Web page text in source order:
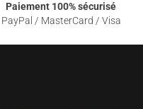
Paiement 100% sécurisé
PayPal / MasterCard / Visa